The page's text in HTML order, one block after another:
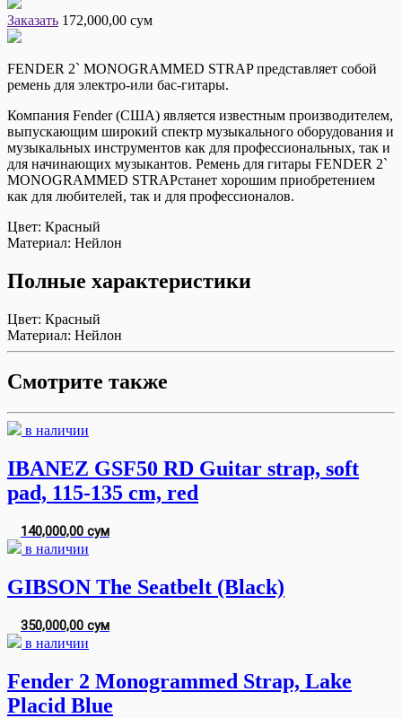
Заказать 172,000,00 сум
FENDER 2` MONOGRAMMED STRAP представляет собой
ремень для электро-или бас-гитары.
Компания Fender (США) является известным производителем,
выпускающим широкий спектр музыкального оборудования и
музыкальных инструментов как для профессиональных, так и
для начинающих музыкантов. Ремень для гитары FENDER 2`
MONOGRAMMED STRAPстанет хорошим приобретением
как для любителей, так и для профессионалов.
Цвет: Красный
Материал: Нейлон
Полные характеристики
Цвет: Красный
Материал: Нейлон
Смотрите также
в наличии
IBANEZ GSF50 RD Guitar strap, soft
pad, 115-135 cm, red
140,000,00 сум
в наличии
GIBSON The Seatbelt (Black)
350,000,00 сум
в наличии
Fender 2 Monogrammed Strap, Lake
Placid Blue